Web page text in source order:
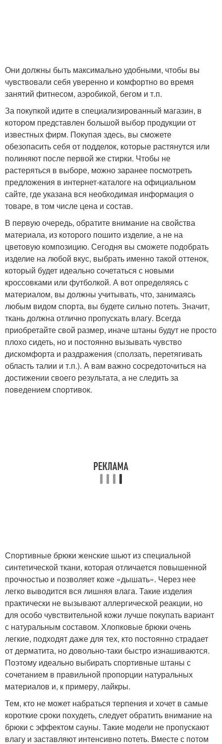
Они должны быть максимально удобными, чтобы вы
чувствовали себя уверенно и комфортно во время
занятий фитнесом, аэробикой, бегом и т.п.
За покупкой идите в специализированный магазин, в
котором представлен большой выбор продукции от
известных фирм. Покупая здесь, вы сможете
обезопасить себя от подделок, которые растянутся или
полиняют после первой же стирки. Чтобы не
растеряться в выборе, можно заранее посмотреть
предложения в интернет-каталоге на официальном
сайте, где указана вся необходимая информация о
товаре, в том числе цена и состав.
В первую очередь, обратите внимание на свойства
материала, из которого пошито изделие, а не на
цветовую композицию. Сегодня вы сможете подобрать
изделие на любой вкус, выбрать именно такой оттенок,
который будет идеально сочетаться с новыми
кроссовками или футболкой. А вот определяясь с
материалом, вы должны учитывать, что, занимаясь
любым видом спорта, вы будете сильно потеть. Значит,
ткань должна отлично пропускать влагу. Всегда
приобретайте свой размер, иначе штаны будут не просто
плохо сидеть, но и постоянно вызывать чувство
дискомфорта и раздражения (сползать, перетягивать
область талии и т.п.). А вам важно сосредоточиться на
достижении своего результата, а не следить за
поведением спортивок.
Спортивные брюки женские шьют из специальной
синтетической ткани, которая отличается повышенной
прочностью и позволяет коже «дышать». Через нее
легко выводится вся лишняя влага. Такие изделия
практически не вызывают аллергической реакции, но
для особо чувствительной кожи лучше покупать вариант
с натуральным составом. Хлопковые брюки очень
легкие, подходят даже для тех, кто постоянно страдает
от дерматита, но довольно-таки быстро изнашиваются.
Поэтому идеально выбирать спортивные штаны с
сочетанием в правильной пропорции натуральных
материалов и, к примеру, лайкры.
Тем, кто не может набраться терпения и хочет в самые
короткие сроки похудеть, следует обратить внимание на
брюки с эффектом сауны. Такие модели не пропускают
влагу и заставляют интенсивно потеть. Вместе с потом